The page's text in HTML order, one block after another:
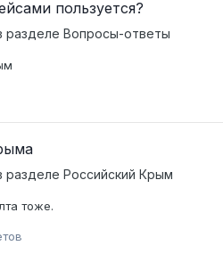
пользуется?
разделе Вопросы-ответы
разделе Российский Крым
тоже.